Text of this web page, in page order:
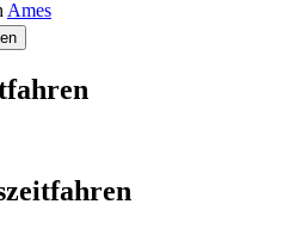
Ames